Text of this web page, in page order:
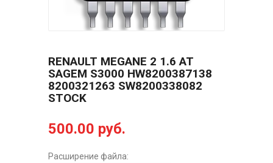
RENAULT MEGANE 2 1.6 AT
SAGEM S3000 HW8200387138
8200321263 SW8200338082
STOCK
500.00 руб.
Расширение файла: